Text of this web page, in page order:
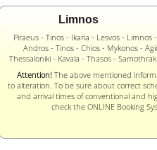
Limnos
Piraeus - Tinos - Ikaria - Lesvos - Limnos
Andros - Tinos - Chios - Mykonos -
Thessaloniki - Kavala - Thasos -
Attention! The above mentioned
to alteration. To be sure about correct
and arrival times of conventional and
check the ONLINE Booking